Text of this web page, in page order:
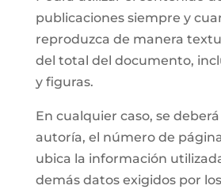
publicaciones siempre y
reproduzca de manera
del total del documento,
y figuras.
En cualquier caso, se
autoría, el número de
ubica la información
demás datos exigidos por